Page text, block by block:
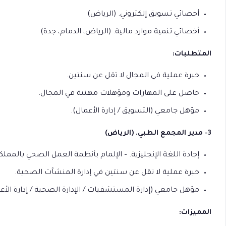
أخصائي تسويق إلكتروني. (الرياض)
أخصائي تنمية موارد مالية. (الرياض، الدمام، جدة)
المتطلبات:
خبرة عملية في المجال لا تقل عن سنتين.
حاصل على المهارات ومؤهلات مهنية في المجال.
مؤهل جامعي (التسويق / إدارة الأعمال).
3- مدير المجمع الطبي. (الرياض)
إجادة اللغة الإنجليزية. – الإلمام بأنظمة العمل الصحي
خبرة عملية لا تقل عن سنتين في إدارة المنشآت الصحية.
مؤهل جامعي (إدارة المستشفيات / الإدارة الصحية / إدارة
المميزات: